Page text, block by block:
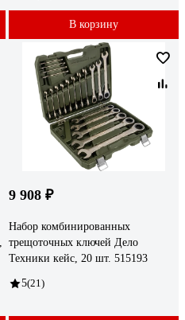
В корзину
9 908 ₽
Набор комбинированных
трещоточных ключей Дело
Техники кейс, 20 шт. 515193
5(21)